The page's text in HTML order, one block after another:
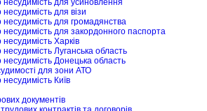
несудимість для усиновлення
несудимість для візи
несудимість для громадянства
несудимість для закордонного паспорта
несудимість Харків
несудимість Луганська область
несудимість Донецька область
для зони АТО
Київ
документів